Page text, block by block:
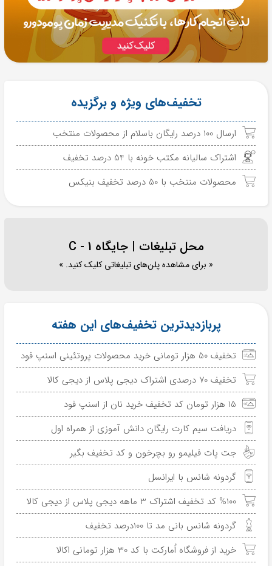
تخفیف‌های ویژه و برگزیده
ارسال 100 درصد رایگان باسلام از محصولات منتخب
اشتراک سالیانه مکتب خونه با 54 درصد تخفیف
محصولات منتخب با 50 درصد تخفیف بنیکس
محل تبلیغات | جایگاه C - 1
« برای مشاهده پلن‌های تبلیغاتی کلیک کنید. »
پربازدیدترین تخفیف‌های این هفته
تخفیف 50 هزار تومانی خرید محصولات پروتئینی اسنپ فود
تخفیف 70 درصدی اشتراک دیجی پلاس از دیجی کالا
15 هزار تومان کد تخفیف خرید نان از اسنپ فود
دریافت سیم کارت رایگان دانش آموزی از همراه اول
جت پات فیلیمو رو بچرخون و کد تخفیف بگیر
گردونه شانس با ایرانسل
%100 کد تخفیف اشتراک 3 ماهه دیجی پلاس از دیجی کالا
گردونه شانس بانی مد تا 100درصد تخفیف
خرید از فروشگاه اُمارکت با کد 30 هزار تومانی اکالا